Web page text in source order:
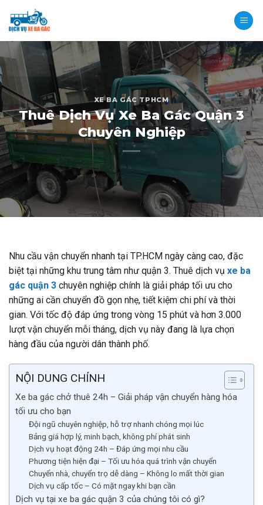
content
XE BA GÁC TPHCM
Thuê Dịch Vụ Xe Ba Gác Quận 3
Chuyên Nghiệp
Nhu cầu vận chuyển nhanh tại TP.HCM ngày càng cao, đặc
biệt tại những khu trung tâm như quận 3. Thuê dịch vụ xe ba
gác quận 3 chuyên nghiệp chính là giải pháp tối ưu cho
những ai cần chuyển đồ gọn nhẹ, tiết kiệm chi phí và thời
gian. Với tốc độ đáp ứng trong vòng 15 phút và hơn 3.000
lượt vận chuyển mỗi tháng, dịch vụ này đang là lựa chọn
hàng đầu của người dân thành phố.
NỘI DUNG CHÍNH
Xe ba gác chở thuê 24h – Giải pháp vận chuyển hàng hóa
tối ưu cho bạn
Đội ngũ chuyên nghiệp, hỗ trợ nhanh chóng mọi lúc
Bảng giá hợp lý, minh bạch, không phí phát sinh
Dịch vụ hoạt động 24h – Đáp ứng mọi nhu cầu
Phương tiện hiện đại – Tối ưu hóa quá trình vận chuyển
Chuyển nhà, chuyển trọ dễ dàng – Không lo mất thời gian
Dịch vụ cấp tốc – Có mặt ngay khi bạn cần
Dịch vụ tại xe ba gác quận 3 của chúng tôi có gì?